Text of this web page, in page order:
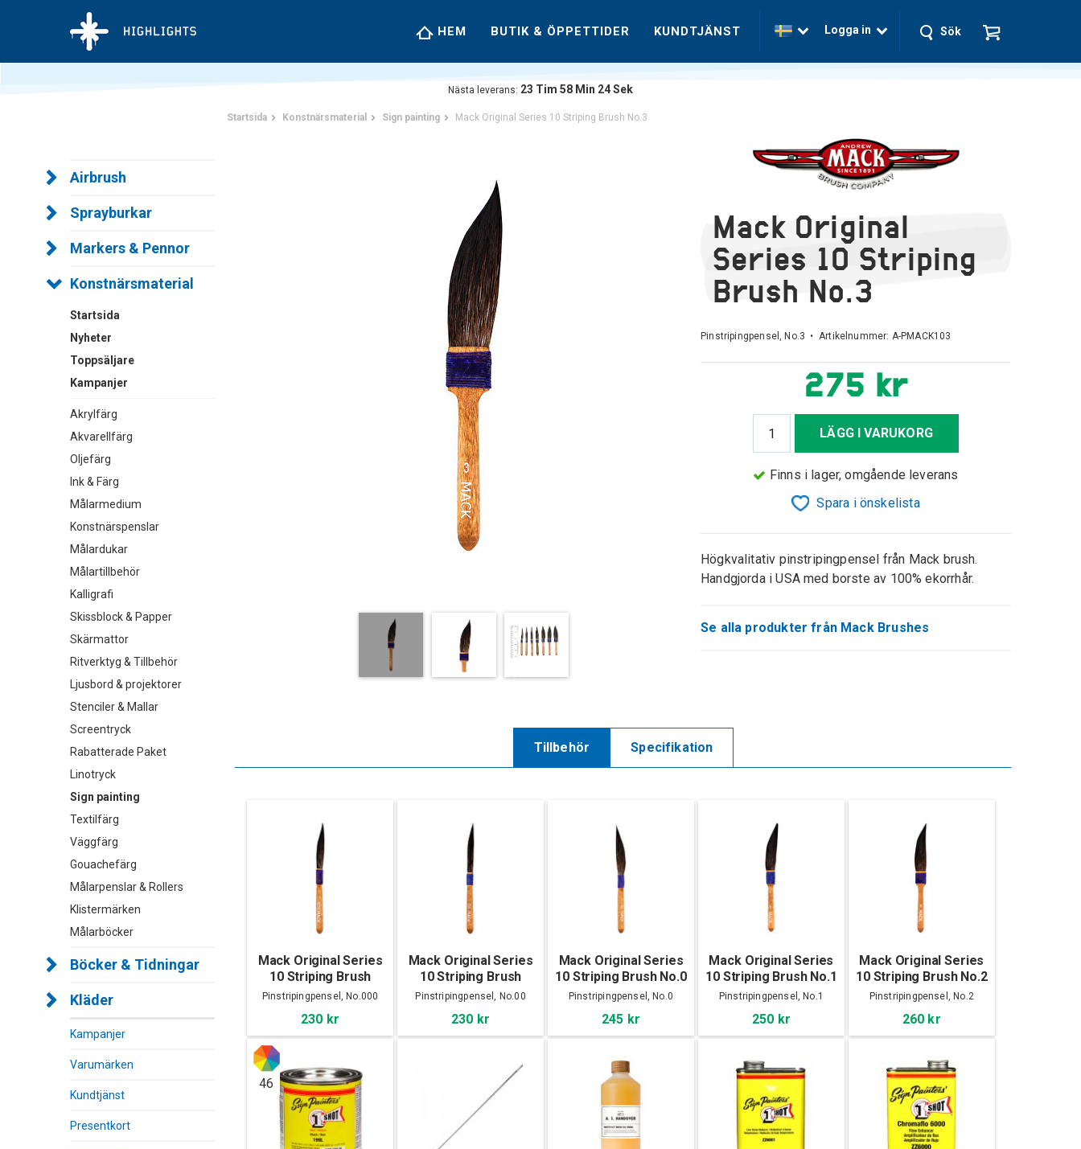
HEM BUTIK & ÖPPETTIDER KUNDTJÄNST Logga in Sök
Nästa leverans: 23 Tim 58 Min 23Sek
Airbrush
Sprayburkar
Markers & Pennor
Konstnärsmaterial
Startsida
Nyheter
Toppsäljare
Kampanjer
Akrylfärg
Akvarellfärg
Oljefärg
Ink & Färg
Målarmedium
Konstnärspenslar
Målardukar
Målartillbehör
Kalligrafi
Skissblock & Papper
Skärmattor
Ritverktyg & Tillbehör
Ljusbord & projektorer
Stenciler & Mallar
Screentryck
Rabatterade Paket
Linotryck
Sign painting
Textilfärg
Väggfärg
Gouachefärg
Målarpenslar & Rollers
Klistermärken
Målarböcker
Böcker & Tidningar
Kläder
Kampanjer
Varumärken
Kundtjänst
Presentkort
Startsida Konstnärsmaterial Sign painting Mack Original Series 10 Striping Brush No.3
Mack Original
Series 10 Striping
Brush No.3
Pinstripingpensel, No.3 • Artikelnummer: A-PMACK103
275 kr
LÄGG I VARUKORG
Finns i lager, omgående leverans
Spara i önskelista
Högkvalitativ pinstripingpensel från Mack brush.
Handgjorda i USA med borste av 100% ekorrhår.
Se alla produkter från Mack Brushes
Tillbehör Specifikation
Mack Original Series
10 Striping Brush
No.000
Pinstripingpensel, No.000
230 kr
Mack Original Series
10 Striping Brush
No.00
Pinstripingpensel, No.00
230 kr
Mack Original Series
10 Striping Brush No.0
Pinstripingpensel, No.0
245 kr
Mack Original Series
10 Striping Brush No.1
Pinstripingpensel, No.1
250 kr
Mack Original Series
10 Striping Brush No.2
Pinstripingpensel, No.2
260 kr
46